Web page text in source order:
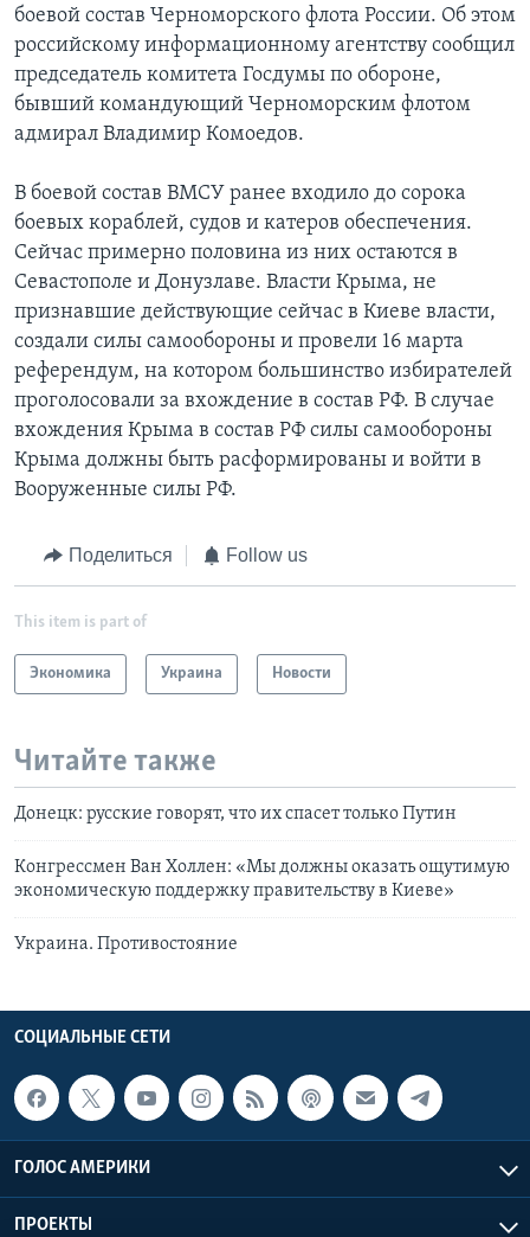
боевой состав Черноморского флота России. Об этом
российскому информационному агентству сообщил
председатель комитета Госдумы по обороне,
бывший командующий Черноморским флотом
адмирал Владимир Комоедов.
В боевой состав ВМСУ ранее входило до сорока
боевых кораблей, судов и катеров обеспечения.
Сейчас примерно половина из них остаются в
Севастополе и Донузлаве. Власти Крыма, не
признавшие действующие сейчас в Киеве власти,
создали силы самообороны и провели 16 марта
референдум, на котором большинство избирателей
проголосовали за вхождение в состав РФ. В случае
вхождения Крыма в состав РФ силы самообороны
Крыма должны быть расформированы и войти в
Вооруженные силы РФ.
Поделиться Follow us
This item is part of
Экономика Украина Новости
Читайте также
Донецк: русские говорят, что их спасет только Путин
Конгрессмен Ван Холлен: «Мы должны оказать ощутимую
экономическую поддержку правительству в Киеве»
Украина. Противостояние
СОЦИАЛЬНЫЕ СЕТИ
ГОЛОС АМЕРИКИ
ПРОЕКТЫ